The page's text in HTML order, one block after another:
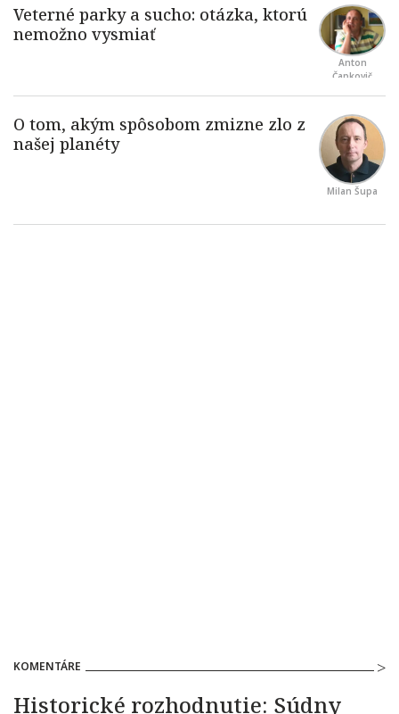
Anton
Čapkovič
Milan Šupa
KOMENTÁRE
Historické rozhodnutie: Súdny